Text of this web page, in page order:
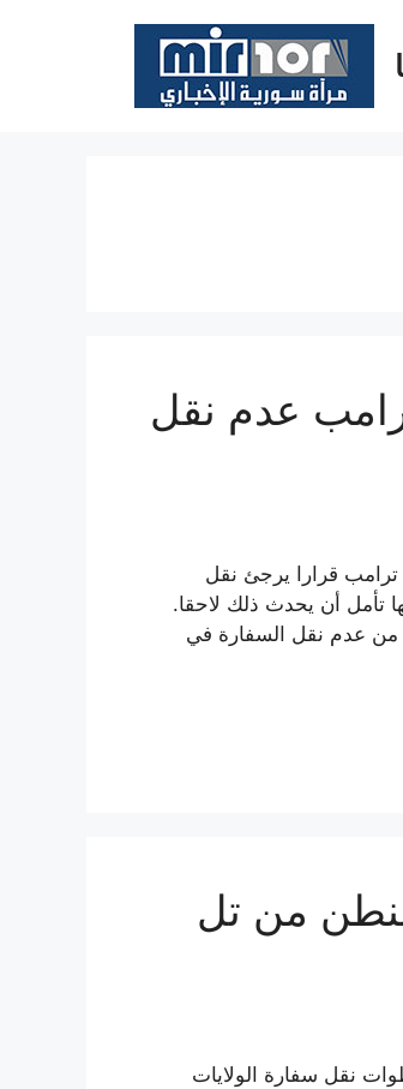
عدم نقل
ترامب قرارا يرجئ نقل
تأمل أن يحدث ذلك لاحقا.
من عدم نقل السفارة في
من تل
نقل سفارة الولايات